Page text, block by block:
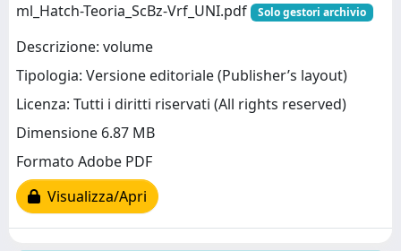
ml_Hatch-Teoria_ScBz-Vrf_UNI.pdf
Solo gestori archivio
Descrizione: volume
Tipologia: Versione editoriale (Publisher’s layout)
Licenza: Tutti i diritti riservati (All rights reserved)
Dimensione 6.87 MB
Formato Adobe PDF
Visualizza/Apri